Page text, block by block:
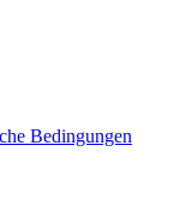
Bedingungen